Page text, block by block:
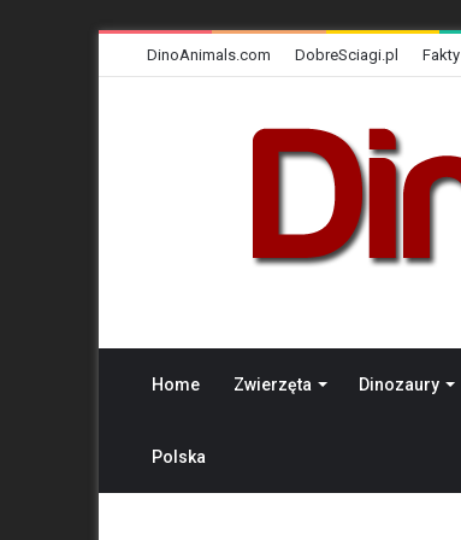
DinoAnimals.com DobreSciagi.pl Fakty
Home Zwierzęta Dinozaury
Polska